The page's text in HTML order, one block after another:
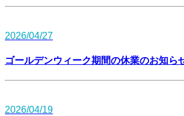
2026/04/27
ゴールデンウィーク期間の休業のお知ら
2026/04/19